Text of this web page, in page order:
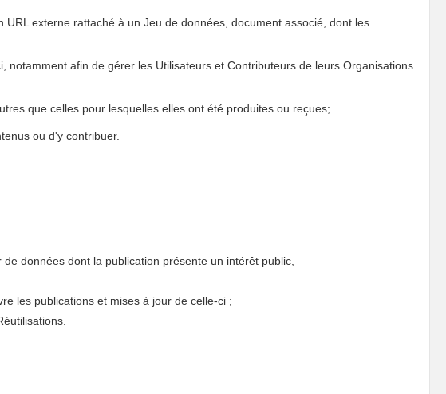
externe rattaché à un Jeu de données, document associé, dont les
afin de gérer les Utilisateurs et Contributeurs de leurs Organisations
que celles pour lesquelles elles ont été produites ou reçues;
ou d'y contribuer.
données dont la publication présente un intérêt public,
les publications et mises à jour de celle-ci ;